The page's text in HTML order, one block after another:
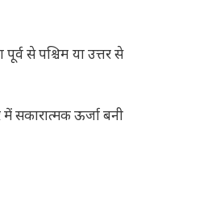
से पश्चिम या उत्तर से
सकारात्मक ऊर्जा बनी